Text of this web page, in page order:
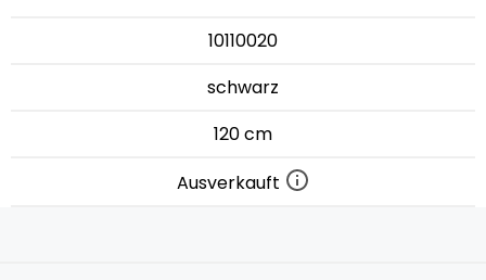
10110020
schwarz
120 cm
Ausverkauft